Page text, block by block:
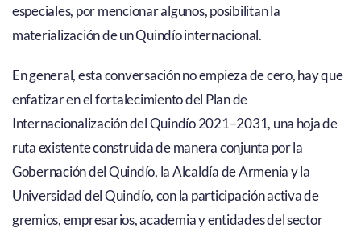
especiales, por mencionar algunos, posibilitan la
materialización de un Quindío internacional.
En general, esta conversación no empieza de cero, hay que
enfatizar en el fortalecimiento del Plan de
Internacionalización del Quindío 2021–2031, una hoja de
ruta existente construida de manera conjunta por la
Gobernación del Quindío, la Alcaldía de Armenia y la
Universidad del Quindío, con la participación activa de
gremios, empresarios, academia y entidades del sector